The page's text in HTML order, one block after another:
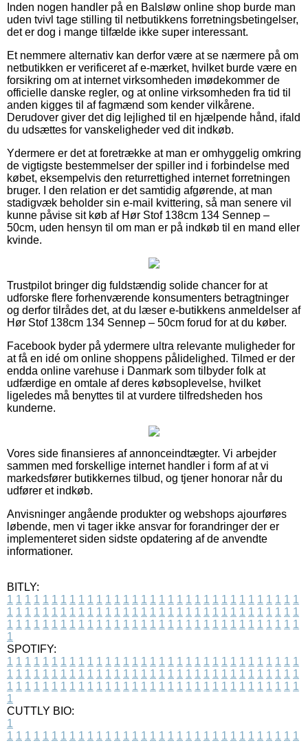
Inden nogen handler på en Balsløw online shop burde man
uden tvivl tage stilling til netbutikkens forretningsbetingelser,
det er dog i mange tilfælde ikke super interessant.
Et nemmere alternativ kan derfor være at se nærmere på om
netbutikken er verificeret af e-mærket, hvilket burde være en
forsikring om at internet virksomheden imødekommer de
officielle danske regler, og at online virksomheden fra tid til
anden kigges til af fagmænd som kender vilkårene.
Derudover giver det dig lejlighed til en hjælpende hånd, ifald
du udsættes for vanskeligheder ved dit indkøb.
Ydermere er det at foretrække at man er omhyggelig omkring
de vigtigste bestemmelser der spiller ind i forbindelse med
købet, eksempelvis den returrettighed internet forretningen
bruger. I den relation er det samtidig afgørende, at man
stadigvæk beholder sin e-mail kvittering, så man senere vil
kunne påvise sit køb af Hør Stof 138cm 134 Sennep –
50cm, uden hensyn til om man er på indkøb til en mand eller
kvinde.
Trustpilot bringer dig fuldstændig solide chancer for at
udforske flere forhenværende konsumenters betragtninger
og derfor tilrådes det, at du læser e-butikkens anmeldelser af
Hør Stof 138cm 134 Sennep – 50cm forud for at du køber.
Facebook byder på ydermere ultra relevante muligheder for
at få en idé om online shoppens pålidelighed. Tilmed er der
endda online varehuse i Danmark som tilbyder folk at
udfærdige en omtale af deres købsoplevelse, hvilket
ligeledes må benyttes til at vurdere tilfredsheden hos
kunderne.
Vores side finansieres af annonceindtægter. Vi arbejder
sammen med forskellige internet handler i form af at vi
markedsfører butikkernes tilbud, og tjener honorar når du
udfører et indkøb.
Anvisninger angående produkter og webshops ajourføres
løbende, men vi tager ikke ansvar for forandringer der er
implementeret siden sidste opdatering af de anvendte
informationer.
BITLY:
1 1 1 1 1 1 1 1 1 1 1 1 1 1 1 1 1 1 1 1 1 1 1 1 1 1 1 1 1 1 1 1 1
1 1 1 1 1 1 1 1 1 1 1 1 1 1 1 1 1 1 1 1 1 1 1 1 1 1 1 1 1 1 1 1 1
1 1 1 1 1 1 1 1 1 1 1 1 1 1 1 1 1 1 1 1 1 1 1 1 1 1 1 1 1 1 1 1 1
1
SPOTIFY:
1 1 1 1 1 1 1 1 1 1 1 1 1 1 1 1 1 1 1 1 1 1 1 1 1 1 1 1 1 1 1 1 1
1 1 1 1 1 1 1 1 1 1 1 1 1 1 1 1 1 1 1 1 1 1 1 1 1 1 1 1 1 1 1 1 1
1 1 1 1 1 1 1 1 1 1 1 1 1 1 1 1 1 1 1 1 1 1 1 1 1 1 1 1 1 1 1 1 1
1
CUTTLY BIO:
1
1 1 1 1 1 1 1 1 1 1 1 1 1 1 1 1 1 1 1 1 1 1 1 1 1 1 1 1 1 1 1 1 1